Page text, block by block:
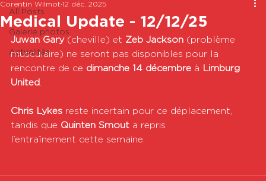
All Posts
Galerie photos
Actualités
Medical Update - 12/12/25
Corentin Wilmot 12 déc. 2025
Juwan Gary (cheville) et Zeb Jackson (problème
musculaire) ne seront pas disponibles pour la
rencontre de ce dimanche 14 décembre à Limburg
United
Chris Lykes reste incertain pour ce déplacement,
tandis que Quinten Smout a repris
l’entraînement cette semaine.